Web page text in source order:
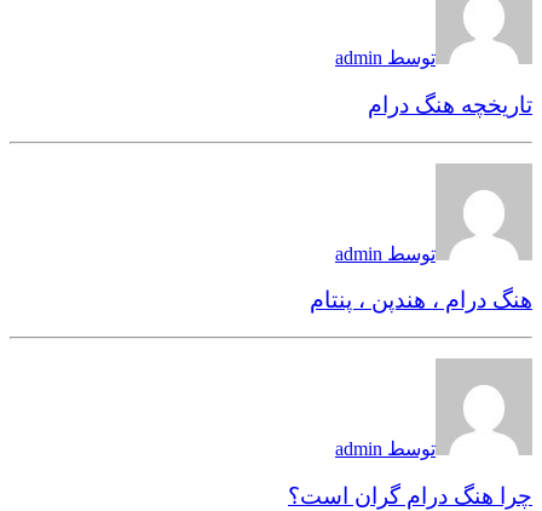
توسط admin
تاریخچه هنگ درام
توسط admin
هنگ درام ، هندپن ، پنتام
توسط admin
چرا هنگ درام گران است؟